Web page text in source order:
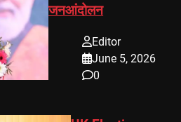
जनआंदोलन
Editor
June 5, 2026
0